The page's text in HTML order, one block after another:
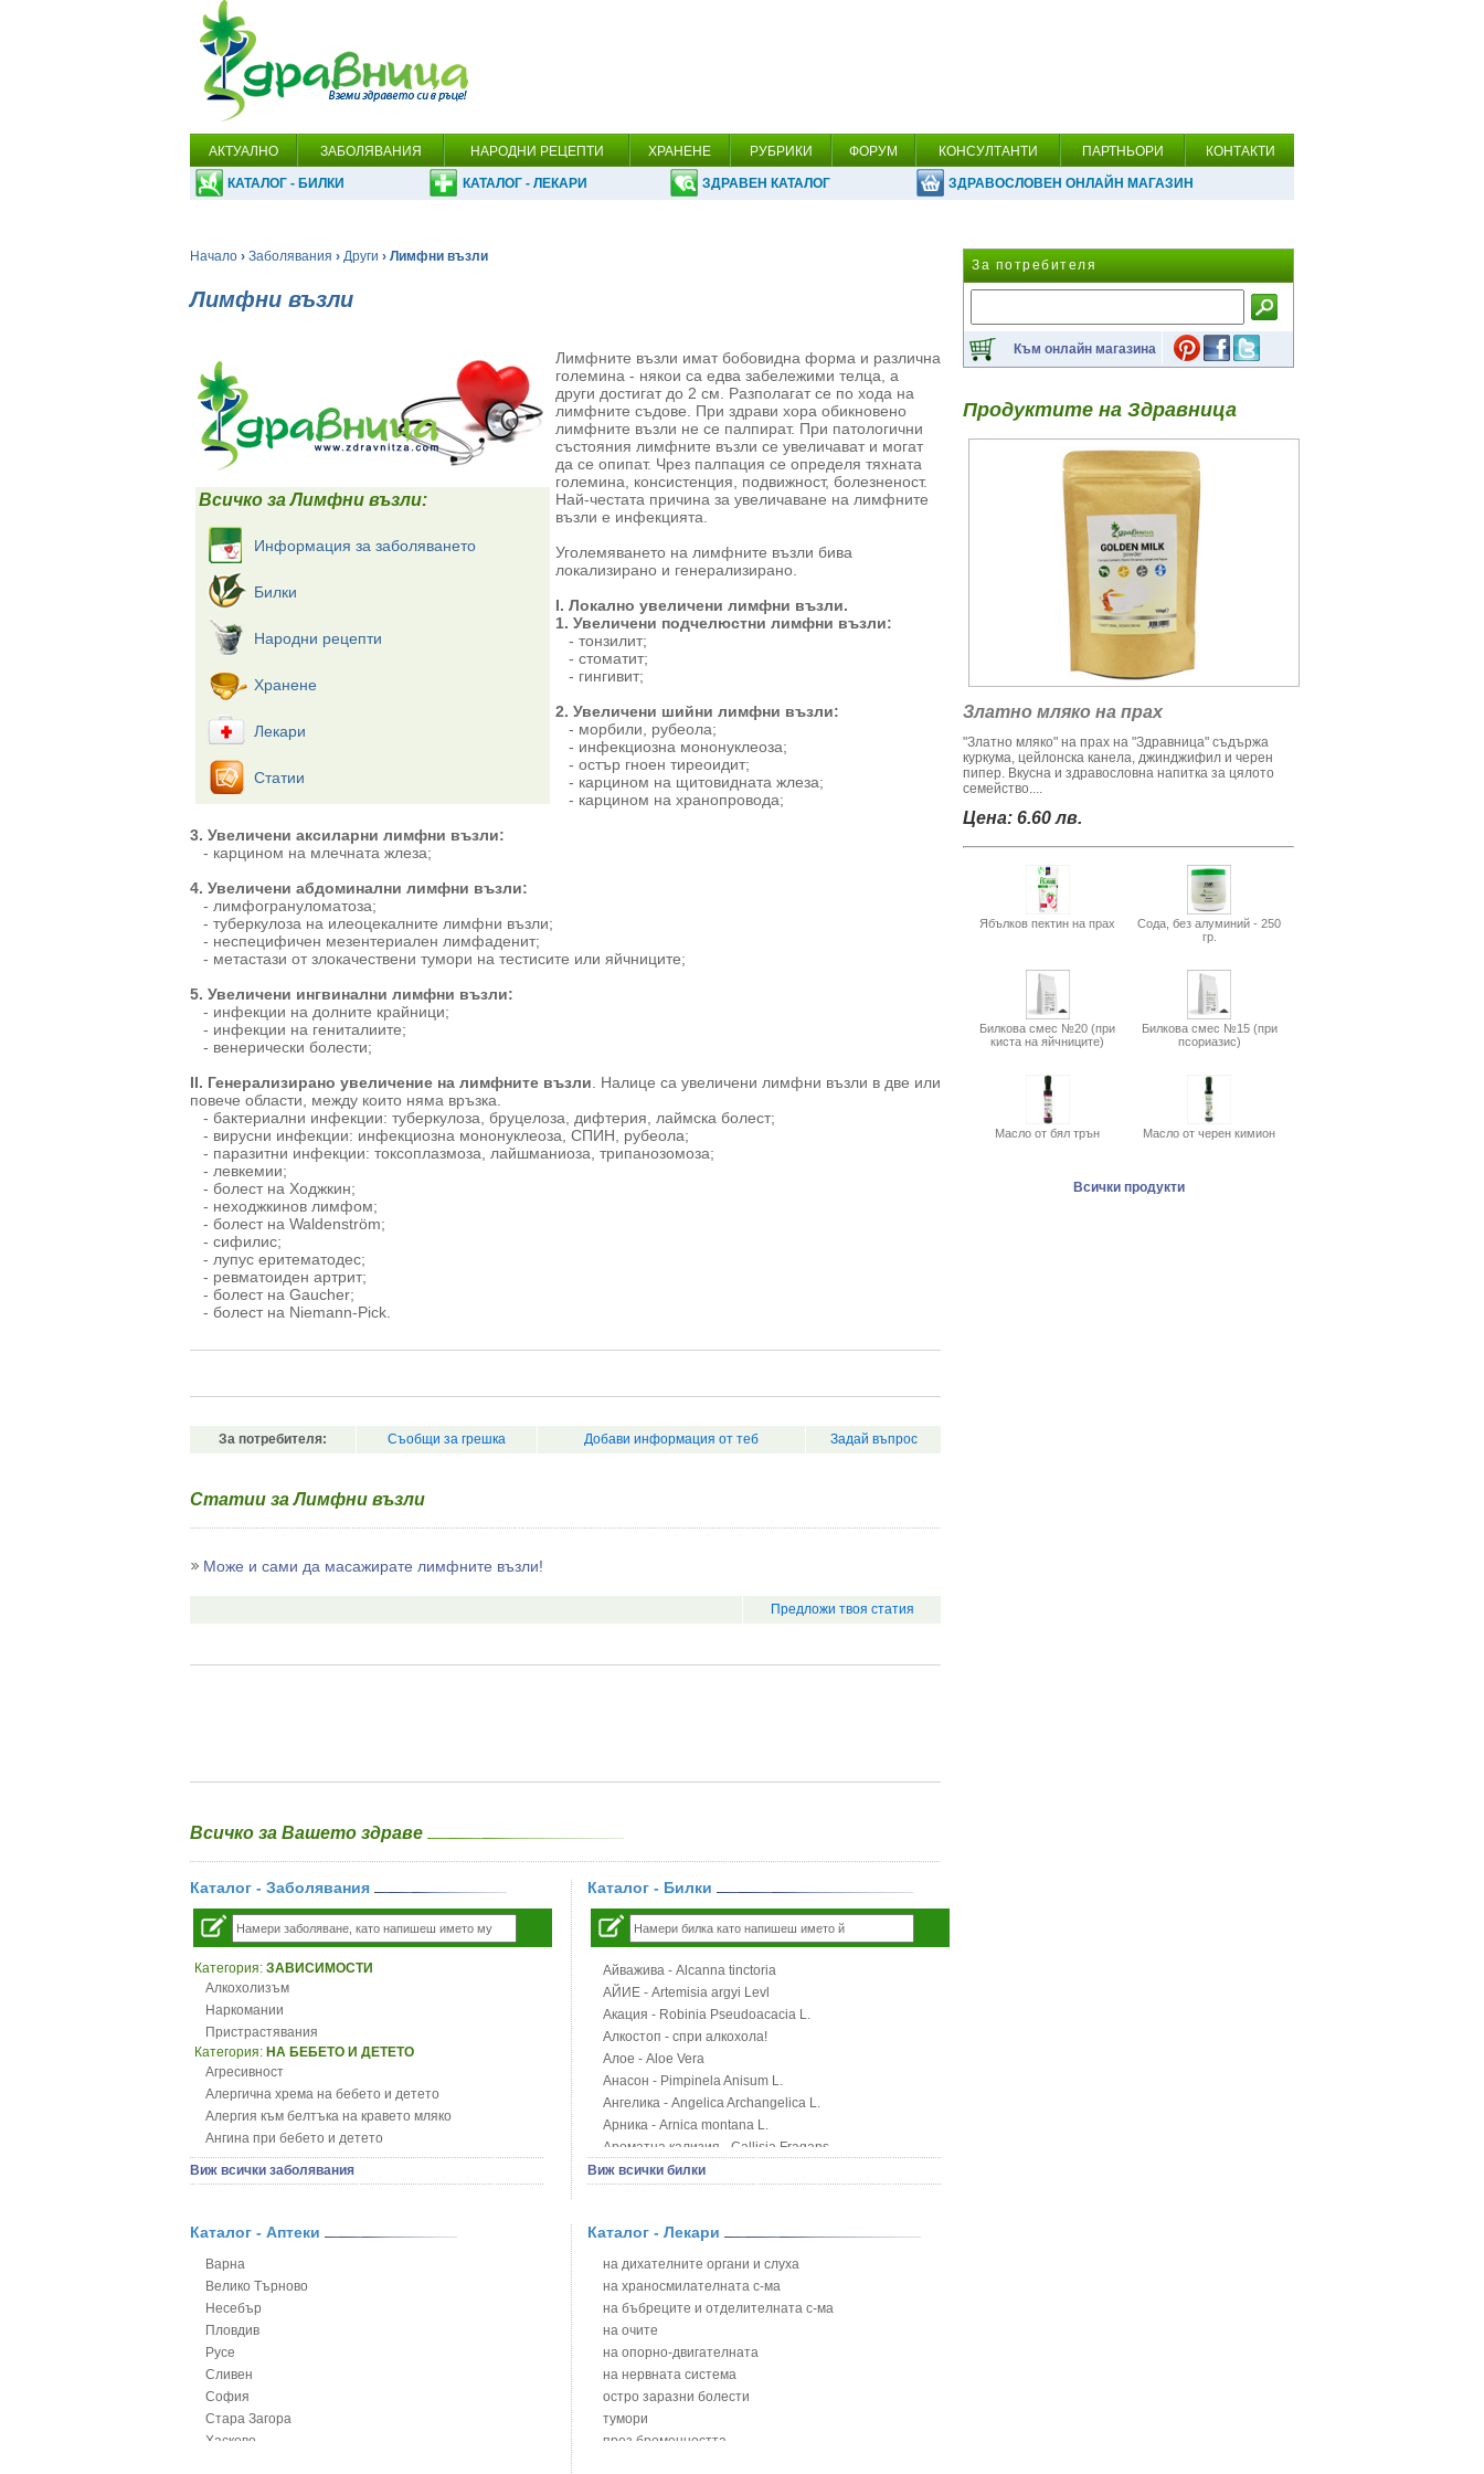
АКТУАЛНО ЗАБОЛЯВАНИЯ НАРОДНИ РЕЦЕПТИ ХРАНЕНЕ РУБРИКИ ФОРУМ КОНСУЛТАНТИ ПАРТНЬОРИ КОНТАКТИ
КАТАЛОГ - БИЛКИ КАТАЛОГ - ЛЕКАРИ ЗДРАВЕН КАТАЛОГ ЗДРАВОСЛОВЕН ОНЛАЙН МАГАЗИН
Начало › Заболявания › Други › Лимфни възли
Лимфни възли
Всичко за Лимфни възли:
Информация за заболяването
Билки
Народни рецепти
Хранене
Лекари
Статии
Лимфните възли имат бобовидна форма и различна
големина - някои са едва забележими телца, а
други достигат до 2 см. Разполагат се по хода на
лимфните съдове. При здрави хора обикновено
лимфните възли не се палпират. При патологични
състояния лимфните възли се увеличават и могат
да се опипат. Чрез палпация се определя тяхната
големина, консистенция, подвижност, болезненост.
Най-честата причина за увеличаване на лимфните
възли е инфекцията.
Уголемяването на лимфните възли бива
локализирано и генерализирано.
І. Локално увеличени лимфни възли.
1. Увеличени подчелюстни лимфни възли:
- тонзилит;
- стоматит;
- гингивит;
2. Увеличени шийни лимфни възли:
- морбили, рубеола;
- инфекциозна мононуклеоза;
- остър гноен тиреоидит;
- карцином на щитовидната жлеза;
- карцином на хранопровода;
3. Увеличени аксиларни лимфни възли:
- карцином на млечната жлеза;
4. Увеличени абдоминални лимфни възли:
- лимфогрануломатоза;
- туберкулоза на илеоцекалните лимфни възли;
- неспецифичен мезентериален лимфаденит;
- метастази от злокачествени тумори на тестисите или яйчниците;
5. Увеличени ингвинални лимфни възли:
- инфекции на долните крайници;
- инфекции на гениталиите;
- венерически болести;
ІІ. Генерализирано увеличение на лимфните възли . Налице са увеличени лимфни възли в две или
повече области, между които няма връзка.
- бактериални инфекции: туберкулоза, бруцелоза, дифтерия, лаймска болест;
- вирусни инфекции: инфекциозна мононуклеоза, СПИН, рубеола;
- паразитни инфекции: токсоплазмоза, лайшманиоза, трипанозомоза;
- левкемии;
- болест на Ходжкин;
- неходжкинов лимфом;
- болест на Waldenström;
- сифилис;
- лупус еритематодес;
- ревматоиден артрит;
- болест на Gaucher;
- болест на Niemann-Pick.
За потребителя: Съобщи за грешка Добави информация от теб Задай въпрос
Статии за Лимфни възли
Може и сами да масажирате лимфните възли!
Предложи твоя статия
Всичко за Вашето здраве
Каталог - Заболявания
Категория: ЗАВИСИМОСТИ
Алкохолизъм
Наркомании
Пристрастявания
Категория: НА БЕБЕТО И ДЕТЕТО
Агресивност
Алергична хрема на бебето и детето
Алергия към белтъка на кравето мляко
Ангина при бебето и детето
Анемия при бебето и детето
Апетит - пълни деца
Безапетитие при бебето и детето
Бронхит и пневмония при деца
Варицела
Висока температура на бебето и детето
Възпаление на ушите на бебето и детето
Глисти
Грижа за пъпа на новороденото
Грип при бебето и детето
Гърч
Виж всички заболявания
Каталог - Билки
Айважива - Alcanna tinctoria
АЙИЕ - Artemisia argyi Levl
Акация - Robinia Pseudoacacia L.
Алкостоп - спри алкохола!
Алое - Aloe Vera
Анасон - Pimpinela Anisum L.
Ангелика - Angelica Archangelica L.
Арника - Arnica montana L.
Ароматна кализия - Callisia Fragans
Арония - Sorbus melanocorpa
Блатен аир - Acorus calamus L.
Блатен тъжник - Spirea ulmaria L.
Блян
Бобови шушулки - Phaseolus Vulgaris L.
Божур - Paeonia Decora
Борови връхчета - Pinus sylvestris
Босилек - Ocimum Basillicum
Брей - Tamus Communis
Брош - Rubia tinctorum L.
Бръшлян - Hedera helix L.
Виж всички билки
Каталог - Аптеки
Варна
Велико Търново
Несебър
Пловдив
Русе
Сливен
София
Стара Загора
Хасково
Каталог - Лекари
на дихателните органи и слуха
на храносмилателната с-ма
на бъбреците и отделителната с-ма
на очите
на опорно-двигателната
на нервната система
остро заразни болести
тумори
през бременността
За потребителя
Към онлайн магазина
Продуктите на Здравница
Златно мляко на прах
"Златно мляко" на прах на "Здравница" съдържа
куркума, цейлонска канела, джинджифил и черен
пипер. Вкусна и здравословна напитка за цялото
семейство....
Цена: 6.60 лв.
Ябълков пектин на прах
Сода, без алуминий - 250
гр.
Билкова смес №20 (при
киста на яйчниците)
Билкова смес №15 (при
псориазис)
Масло от бял трън Масло от черен кимион
Всички продукти